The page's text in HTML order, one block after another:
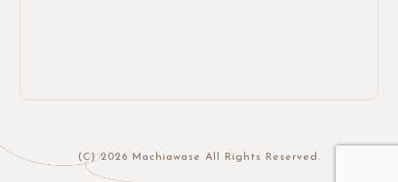
(C) 2026 Machiawase All Rights Reserved.